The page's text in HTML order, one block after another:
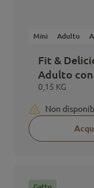
Mini Adulto
Fit &
Adulto
0,15 KG
Non